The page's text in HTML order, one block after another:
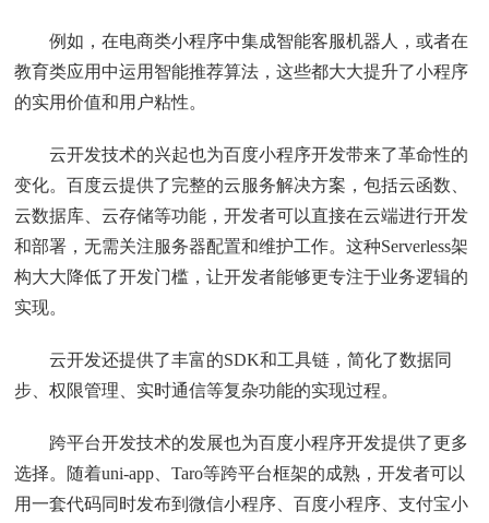
例如，在电商类小程序中集成智能客服机器人，或者在
教育类应用中运用智能推荐算法，这些都大大提升了小程序
的实用价值和用户粘性。
云开发技术的兴起也为百度小程序开发带来了革命性的
变化。百度云提供了完整的云服务解决方案，包括云函数、
云数据库、云存储等功能，开发者可以直接在云端进行开发
和部署，无需关注服务器配置和维护工作。这种Serverless架
构大大降低了开发门槛，让开发者能够更专注于业务逻辑的
实现。
云开发还提供了丰富的SDK和工具链，简化了数据同
步、权限管理、实时通信等复杂功能的实现过程。
跨平台开发技术的发展也为百度小程序开发提供了更多
选择。随着uni-app、Taro等跨平台框架的成熟，开发者可以
用一套代码同时发布到微信小程序、百度小程序、支付宝小